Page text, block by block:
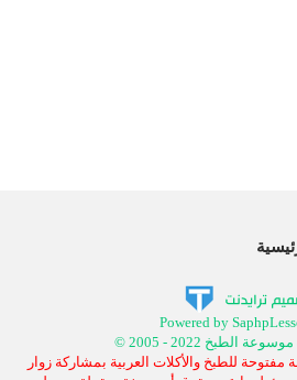
Powered by
للطبخ والأكلات العربية بمشاركة زوار